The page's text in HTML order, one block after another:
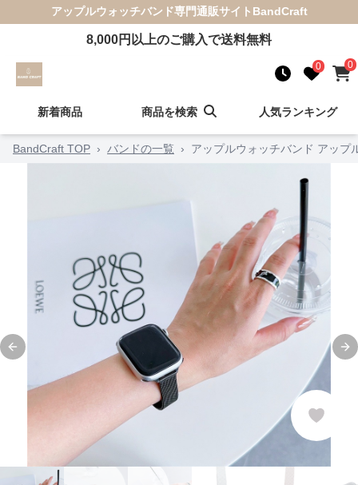
アップルウォッチバンド専門通販サイト BandCraft
8,000円以上のご購入で送料無料
0 0
新着商品 商品を検索 人気ランキング
BandCraft TOP › バンドの一覧 › アップルウォッチバンド アップ
Previous slide